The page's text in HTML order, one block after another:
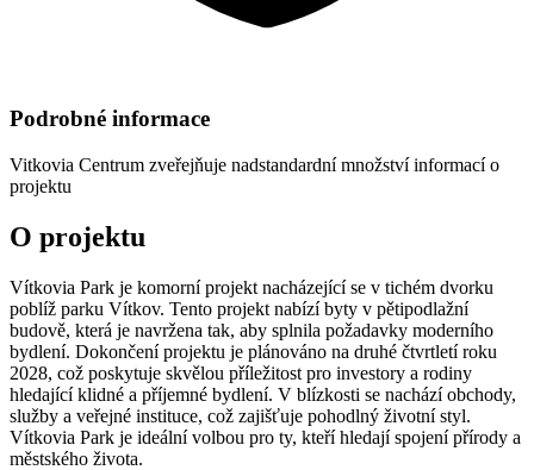
Podrobné informace
Vitkovia Centrum zveřejňuje nadstandardní množství informací o
projektu
O projektu
Vítkovia Park je komorní projekt nacházející se v tichém dvorku
poblíž parku Vítkov. Tento projekt nabízí byty v pětipodlažní
budově, která je navržena tak, aby splnila požadavky moderního
bydlení. Dokončení projektu je plánováno na druhé čtvrtletí roku
2028, což poskytuje skvělou příležitost pro investory a rodiny
hledající klidné a příjemné bydlení. V blízkosti se nachází obchody,
služby a veřejné instituce, což zajišťuje pohodlný životní styl.
Vítkovia Park je ideální volbou pro ty, kteří hledají spojení přírody a
městského života.